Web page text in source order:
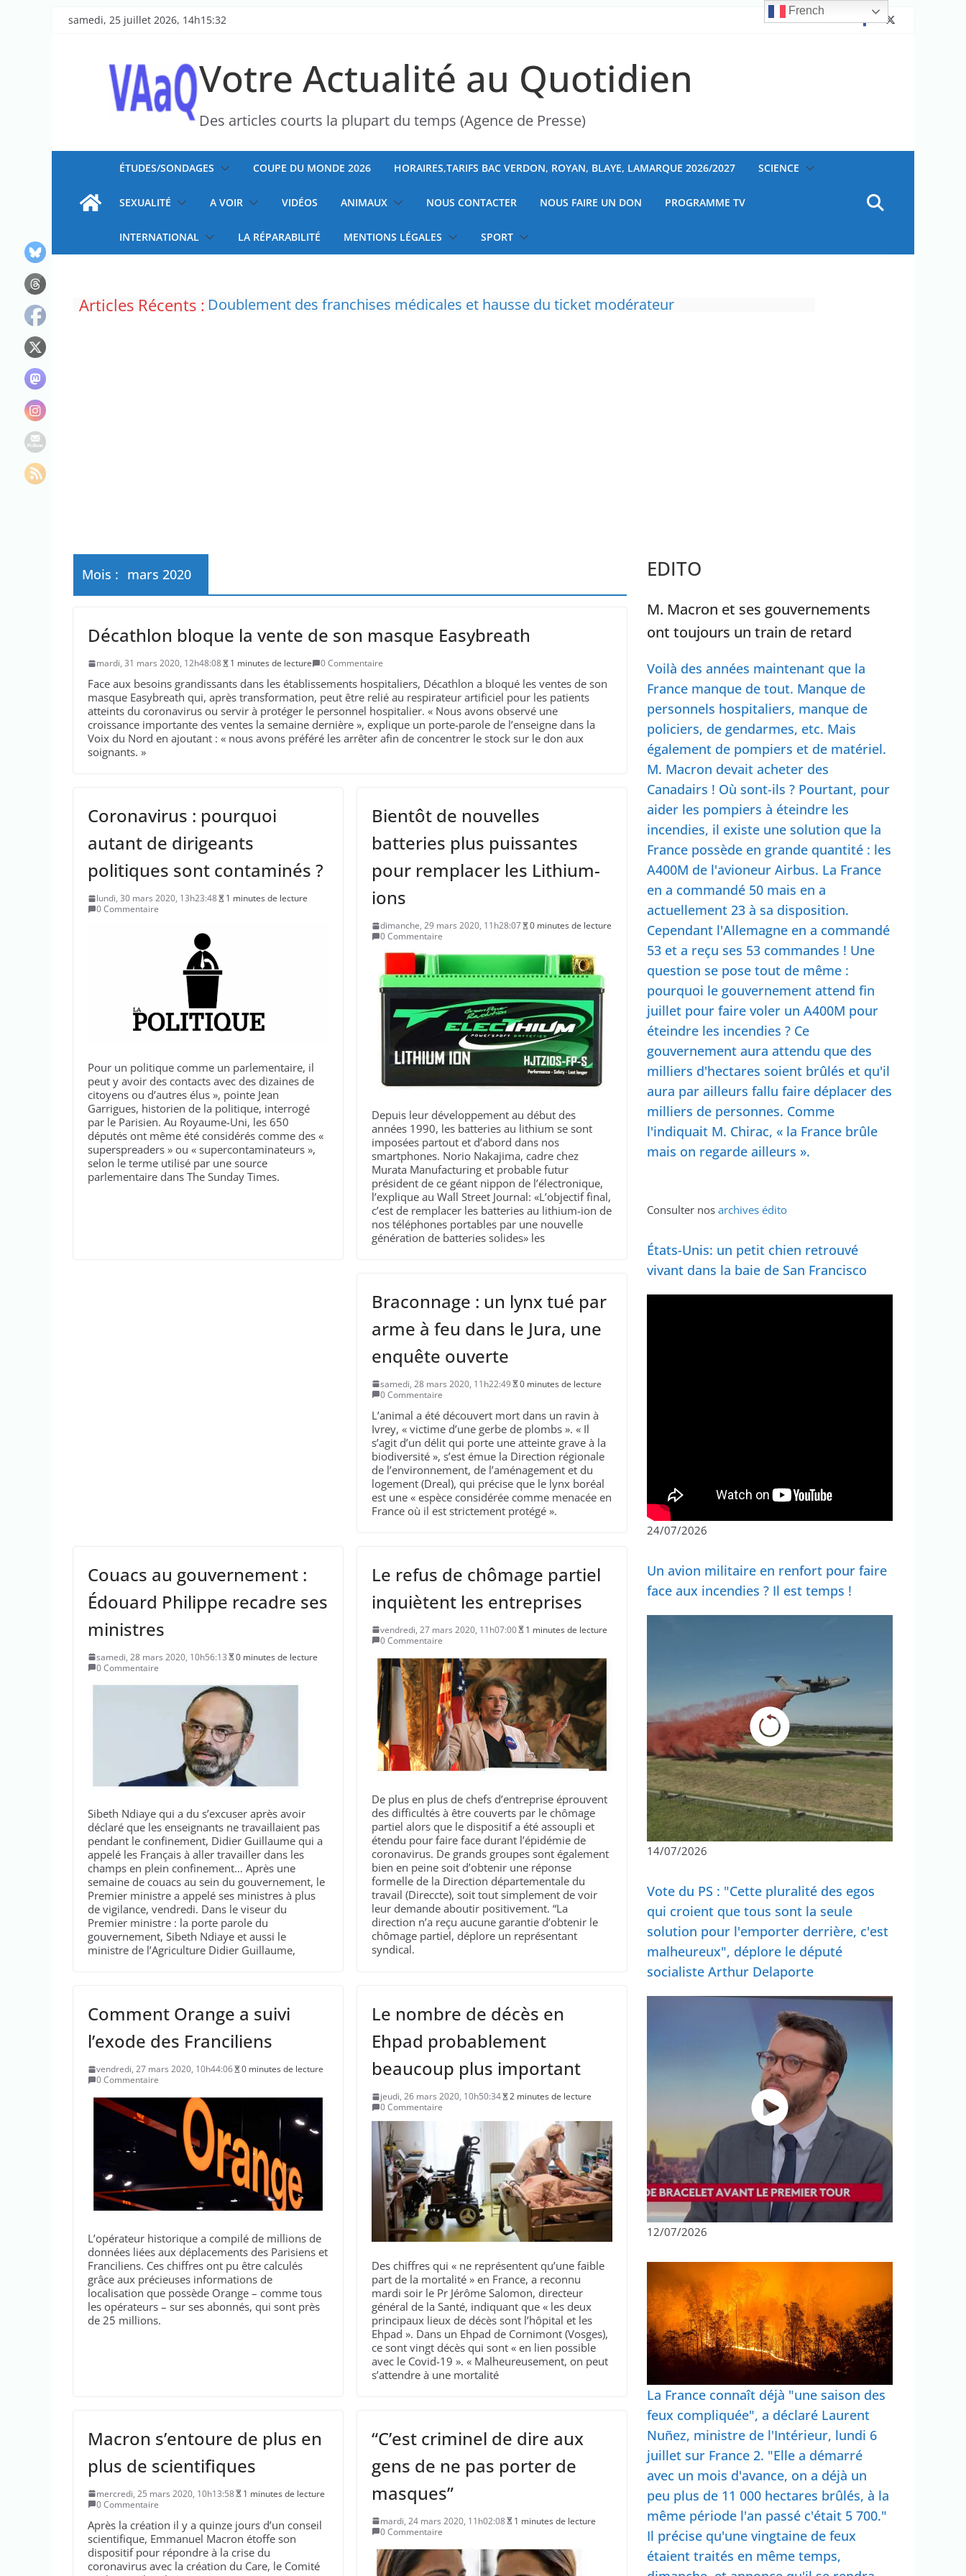
samedi, 25 juillet 2026, 14h15:32
Votre Actualité au Quotidien
Des articles courts la plupart du temps (Agence de Presse)
ÉTUDES/SONDAGES COUPE DU MONDE 2026 HORAIRES,TARIFS BAC VERDON, ROYAN, BLAYE, LAMARQUE 2026/2027 SCIENCE
SEXUALITÉ A VOIR VIDÉOS ANIMAUX NOUS CONTACTER NOUS FAIRE UN DON PROGRAMME TV
INTERNATIONAL LA RÉPARABILITÉ MENTIONS LÉGALES SPORT
Articles Récents : Doublement des franchises médicales et hausse du ticket modérateur
Mois : mars 2020
Décathlon bloque la vente de son masque Easybreath
mardi, 31 mars 2020, 12h48:08 1 minutes de lecture 0 Commentaire
Face aux besoins grandissants dans les établissements hospitaliers, Décathlon a bloqué les ventes de son
masque Easybreath qui, après transformation, peut être relié au respirateur artificiel pour les patients
atteints du coronavirus ou servir à protéger le personnel hospitalier. « Nous avons observé une
croissance importante des ventes la semaine dernière », explique un porte-parole de l’enseigne dans la
Voix du Nord en ajoutant : « nous avons préféré les arrêter afin de concentrer le stock sur le don aux
soignants. »
Coronavirus : pourquoi
autant de dirigeants
politiques sont contaminés ?
lundi, 30 mars 2020, 13h23:48
1 minutes de lecture
0 Commentaire
Pour un politique comme un parlementaire, il
peut y avoir des contacts avec des dizaines de
citoyens ou d’autres élus », pointe Jean
Garrigues, historien de la politique, interrogé
par le Parisien. Au Royaume-Uni, les 650
députés ont même été considérés comme des «
superspreaders » ou « supercontaminateurs »,
selon le terme utilisé par une source
parlementaire dans The Sunday Times.
Bientôt de nouvelles
batteries plus puissantes
pour remplacer les Lithium-
ions
dimanche, 29 mars 2020, 11h28:07
0 minutes de lecture
0 Commentaire
Depuis leur développement au début des
années 1990, les batteries au lithium se sont
imposées partout et d’abord dans nos
smartphones. Norio Nakajima, cadre chez
Murata Manufacturing et probable futur
président de ce géant nippon de l’électronique,
l’explique au Wall Street Journal: «L’objectif final,
c’est de remplacer les batteries au lithium-ion de
nos téléphones portables par une nouvelle
génération de batteries solides» les
Braconnage : un lynx tué par
arme à feu dans le Jura, une
enquête ouverte
samedi, 28 mars 2020, 11h22:49
0 minutes de lecture
0 Commentaire
L’animal a été découvert mort dans un ravin à
Ivrey, « victime d’une gerbe de plombs ». « Il
s’agit d’un délit qui porte une atteinte grave à la
biodiversité », s’est émue la Direction régionale
de l’environnement, de l’aménagement et du
logement (Dreal), qui précise que le lynx boréal
est une « espèce considérée comme menacée en
France où il est strictement protégé ».
Couacs au gouvernement :
Édouard Philippe recadre ses
ministres
samedi, 28 mars 2020, 10h56:13
0 minutes de lecture
0 Commentaire
Sibeth Ndiaye qui a du s’excuser après avoir
déclaré que les enseignants ne travaillaient pas
pendant le confinement, Didier Guillaume qui a
appelé les Français à aller travailler dans les
champs en plein confinement… Après une
semaine de couacs au sein du gouvernement, le
Premier ministre a appelé ses ministres à plus
de vigilance, vendredi. Dans le viseur du
Premier ministre : la porte parole du
gouvernement, Sibeth Ndiaye et aussi le
ministre de l’Agriculture Didier Guillaume,
Le refus de chômage partiel
inquiètent les entreprises
vendredi, 27 mars 2020, 11h07:00
1 minutes de lecture
0 Commentaire
De plus en plus de chefs d’entreprise éprouvent
des difficultés à être couverts par le chômage
partiel alors que le dispositif a été assoupli et
étendu pour faire face durant l’épidémie de
coronavirus. De grands groupes sont également
bien en peine soit d’obtenir une réponse
formelle de la Direction départementale du
travail (Direccte), soit tout simplement de voir
leur demande aboutir positivement. “La
direction n’a reçu aucune garantie d’obtenir le
chômage partiel, déplore un représentant
syndical.
Comment Orange a suivi
l’exode des Franciliens
vendredi, 27 mars 2020, 10h44:06
0 minutes de lecture
0 Commentaire
L’opérateur historique a compilé de millions de
données liées aux déplacements des Parisiens et
Franciliens. Ces chiffres ont pu être calculés
grâce aux précieuses informations de
localisation que possède Orange – comme tous
les opérateurs – sur ses abonnés, qui sont près
de 25 millions.
Le nombre de décès en
Ehpad probablement
beaucoup plus important
jeudi, 26 mars 2020, 10h50:34
2 minutes de lecture
0 Commentaire
Des chiffres qui « ne représentent qu’une faible
part de la mortalité » en France, a reconnu
mardi soir le Pr Jérôme Salomon, directeur
général de la Santé, indiquant que « les deux
principaux lieux de décès sont l’hôpital et les
Ehpad ». Dans un Ehpad de Cornimont (Vosges),
ce sont vingt décès qui sont « en lien possible
avec le Covid-19 ». « Malheureusement, on peut
s’attendre à une mortalité
Macron s’entoure de plus en
plus de scientifiques
mercredi, 25 mars 2020, 10h13:58
1 minutes de lecture
0 Commentaire
Après la création il y a quinze jours d’un conseil
scientifique, Emmanuel Macron étoffe son
dispositif pour répondre à la crise du
coronavirus avec la création du Care, le Comité
“C’est criminel de dire aux
gens de ne pas porter de
masques”
mardi, 24 mars 2020, 11h02:08
1 minutes de lecture
0 Commentaire
EDITO
M. Macron et ses gouvernements
ont toujours un train de retard
Voilà des années maintenant que la
France manque de tout. Manque de
personnels hospitaliers, manque de
policiers, de gendarmes, etc. Mais
également de pompiers et de matériel.
M. Macron devait acheter des
Canadairs ! Où sont-ils ? Pourtant, pour
aider les pompiers à éteindre les
incendies, il existe une solution que la
France possède en grande quantité : les
A400M de l'avioneur Airbus. La France
en a commandé 50 mais en a
actuellement 23 à sa disposition.
Cependant l'Allemagne en a commandé
53 et a reçu ses 53 commandes ! Une
question se pose tout de même :
pourquoi le gouvernement attend fin
juillet pour faire voler un A400M pour
éteindre les incendies ? Ce
gouvernement aura attendu que des
milliers d'hectares soient brûlés et qu'il
aura par ailleurs fallu faire déplacer des
milliers de personnes. Comme
l'indiquait M. Chirac, « la France brûle
mais on regarde ailleurs ».
Consulter nos archives édito
États-Unis: un petit chien retrouvé
vivant dans la baie de San Francisco
24/07/2026
Un avion militaire en renfort pour faire
face aux incendies ? Il est temps !
14/07/2026
Vote du PS : "Cette pluralité des egos
qui croient que tous sont la seule
solution pour l'emporter derrière, c'est
malheureux", déplore le député
socialiste Arthur Delaporte
12/07/2026
La France connaît déjà "une saison des
feux compliquée", a déclaré Laurent
Nuñez, ministre de l'Intérieur, lundi 6
juillet sur France 2. "Elle a démarré
avec un mois d'avance, on a déjà un
peu plus de 11 000 hectares brûlés, à la
même période l'an passé c'était 5 700."
Il précise qu'une vingtaine de feux
étaient traités en même temps,
French